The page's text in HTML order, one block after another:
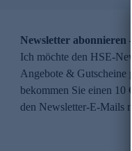
Newsletter abonnieren
Ich möchte den HSE-
Angebote & Gutscheine
bekommen Sie einen 10
den Newsletter-E-Mails